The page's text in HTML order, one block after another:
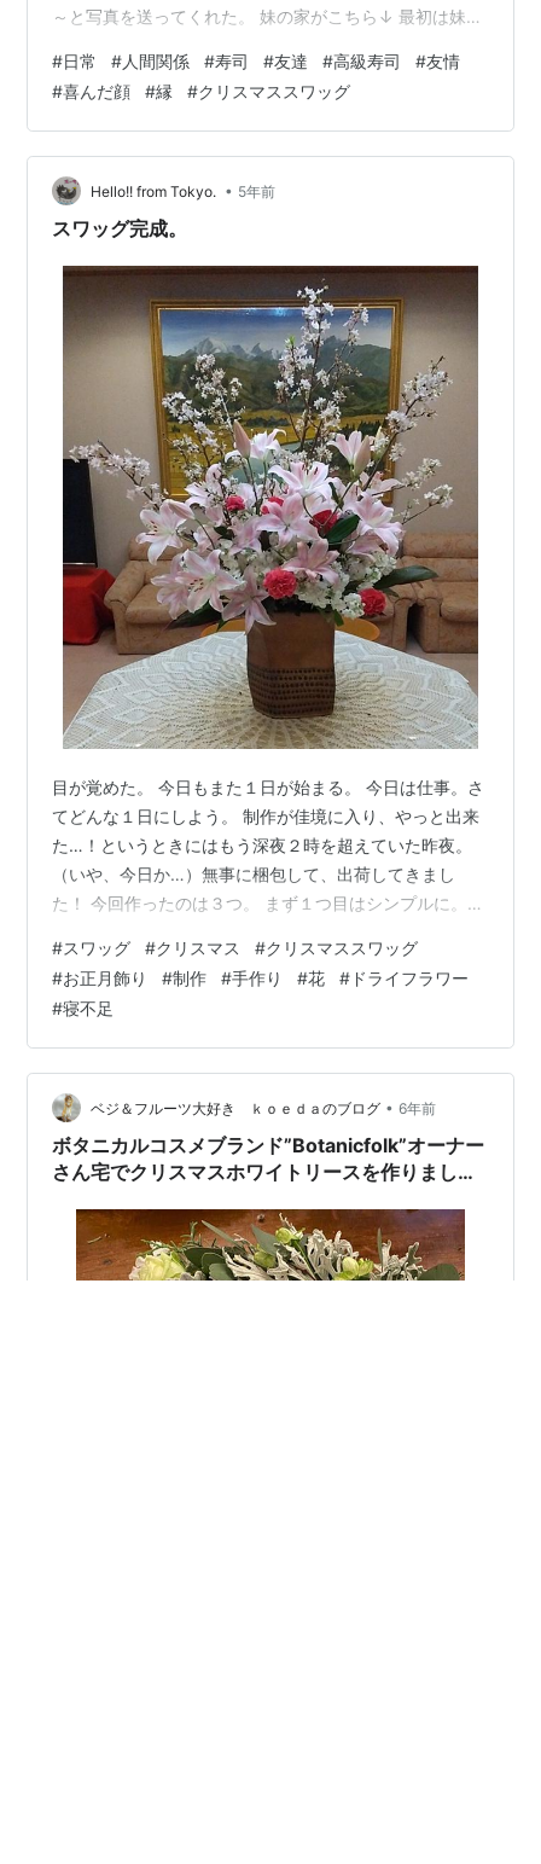
～と写真を送ってくれた。 妹の家がこちら↓ 最初は妹は
かなというのを聞いて、それならそうしようと選んだ結
果大正解やった！とのうれしいお言葉を頂きました！ そ
して我ながら、ドアや家の雰囲気に合ってると思うわ 笑
兄の家の方も飾ったと送ってきてくれたけど、日が落ち
すぎてて暗くてよく見えんだ 笑 そういや、同じこの週末
にナ…
#日常 #人間関係 #寿司 #友達 #高級寿司 #友情
#喜んだ顔 #縁 #クリスマススワッグ
Hello!! from Tokyo. • 5年前
スワッグ完成。
目が覚めた。 今日もまた１日が始まる。 今日は仕事。さ
てどんな１日にしよう。 制作が佳境に入り、やっと出来
た…！というときにはもう深夜２時を超えていた昨夜。
（いや、今日か…）無事に梱包して、出荷してきまし
た！ 今回作ったのは３つ。 まず１つ目はシンプルに。こ
スマスが済んだら、ひっくり返して（今の持ち手を下に
して）で、お正月飾りをつけてもらえるように。 で、こ
のお正月飾りも、水引とつまみ細工で椿の花を作ってめ
っちゃ力作出来たのに…まさかの写真撮るのを忘れた。
笑 梱包し終わってから気づくという…涙 実家から写真送
られてきたら載せます。 ２つ目はおし…
#スワッグ #クリスマス #クリスマススワッグ
#お正月飾り #制作 #手作り #花 # ドライフラワー
#寝不足
ベジ＆フルーツ大好き ｋｏｅｄａのブログ • 6年前
ボタニカルコスメブランド”Botanicfolk”オーナー
さん宅でクリスマスホワイトリースを作りまし